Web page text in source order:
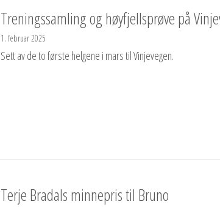
Treningssamling og høyfjellsprøve på
1. februar 2025
Sett av de to første helgene i mars til Vinjevegen.
Terje Bradals minnepris til Bruno